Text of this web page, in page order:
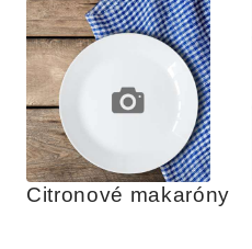
Citronové makaróny